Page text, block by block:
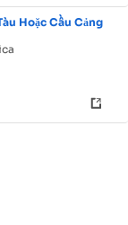
Hoặc Cầu Cảng